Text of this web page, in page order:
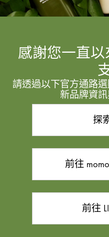
感謝您一直
請透過以下官方通路
新品牌資
探
前往
前往